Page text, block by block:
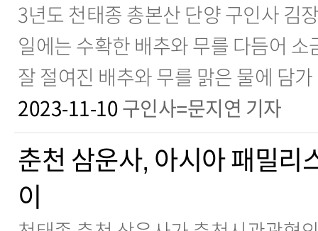
3년도 천태종 총본산 단양 구인사 김
일에는 수확한 배추와 무를 다듬어 소
잘 절여진 배추와 무를 맑은 물에 담
2023-11-10 구인사=문지연 기자
춘천 삼운사, 아시아 패밀리
이